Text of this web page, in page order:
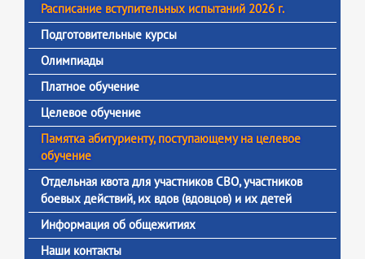
Расписание вступительных испытаний 2026 г.
Подготовительные курсы
Олимпиады
Платное обучение
Целевое обучение
Памятка абитуриенту, поступающему на целевое
обучение
Отдельная квота для участников СВО, участников
боевых действий, их вдов (вдовцов) и их детей
Информация об общежитиях
Наши контакты